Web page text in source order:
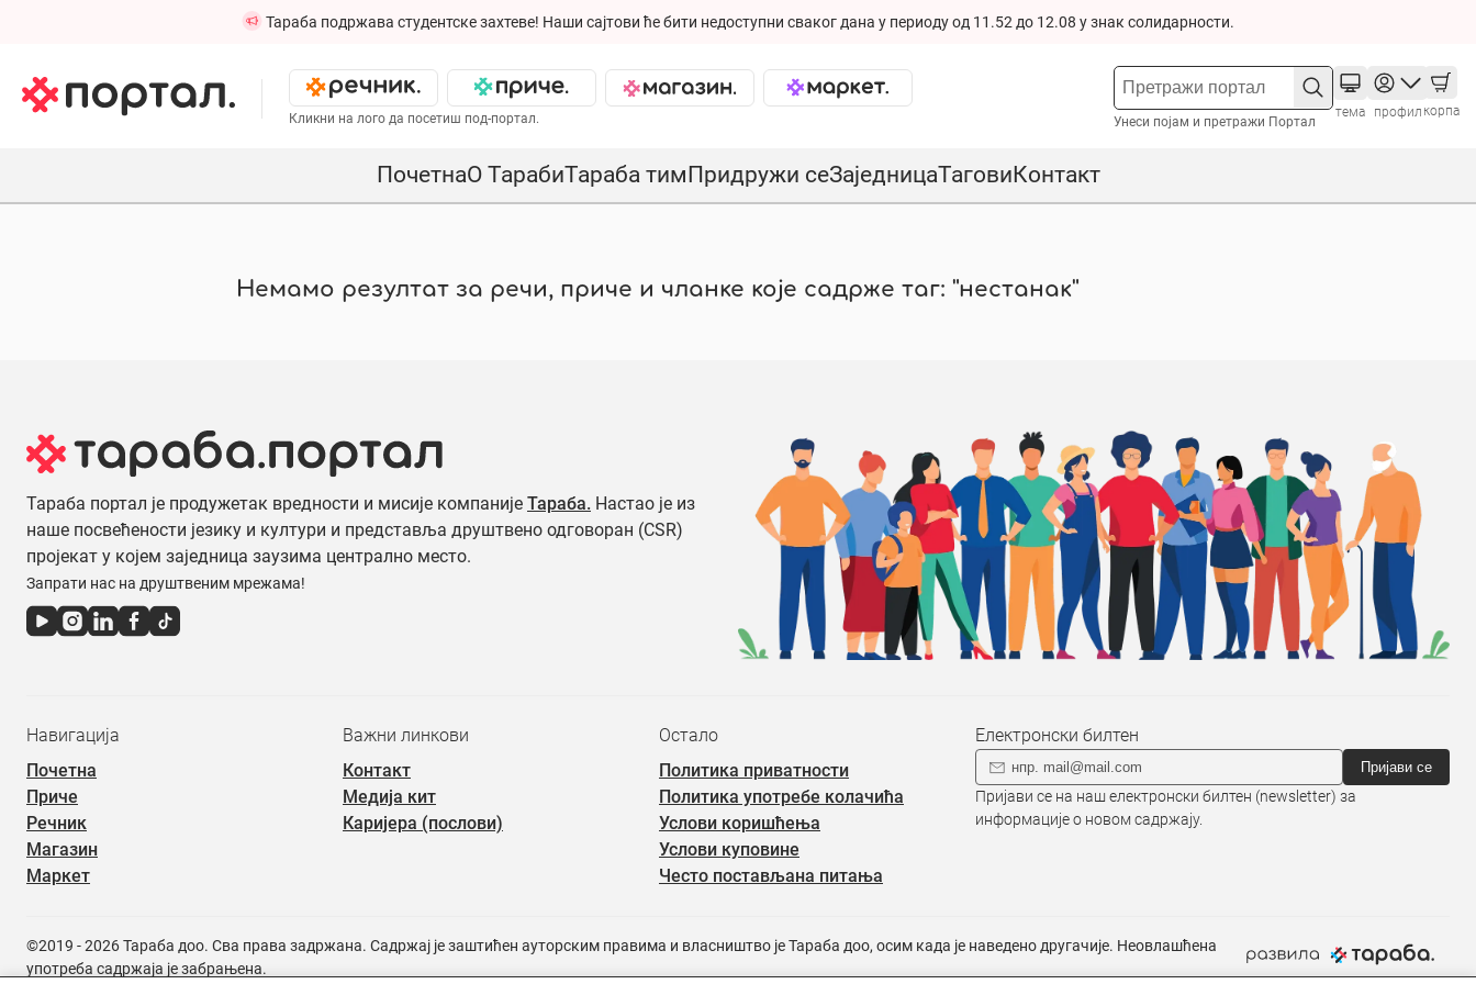
Тараба подржава студентске захтеве! Наши сајтови ће бити недоступни сваког дана у периоду од 11.52 до 12.08 у знак солидарности.
Кликни на лого да посетиш под-портал. Унеси појам и претражи Портал
тема профил корпа
ПочетнаО ТарабиТараба тимПридружи сеЗаједницаТаговиКонтакт
Немамо резултат за речи, приче и чланке које садрже таг: "нестанак"
Тараба портал је продужетак вредности и мисије компаније Тараба. Настао је из
наше посвећености језику и култури и представља друштвено одговоран (CSR)
пројекат у којем заједница заузима централно место.
Запрати нас на друштвеним мрежама!
Навигација
Почетна
Приче
Речник
Магазин
Маркет
Важни линкови
Контакт
Медија кит
Каријера (послови)
Остало
Политика приватности
Политика употребе колачића
Услови коришћења
Услови куповине
Често постављана питања
Електронски билтен
Пријави се
Пријави се на наш електронски билтен (newsletter) за
информације о новом садржају.
©2019 - 2026 Тараба доо. Сва права задржана. Садржај је заштићен ауторским правима и власништво је Тараба доо, осим када је наведено другачије. Неовлашћена
употреба садржаја је забрањена.